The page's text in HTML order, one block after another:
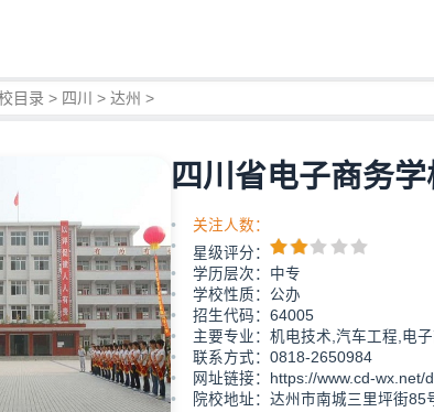
目录 > 四川 > 达州 >
四川省电子商务学
关注人数：
星级评分：
学历层次：中专
学校性质：公办
招生代码：64005
主要专业：机电技术,汽车工程,电
联系方式：0818-2650984
网址链接：https://www.cd-wx.net/
院校地址：达州市南城三里坪街85